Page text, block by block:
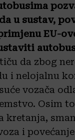
u sustav,
EU-
da zbog
i nelojalnu
vozača
Osim
kretanja,
i